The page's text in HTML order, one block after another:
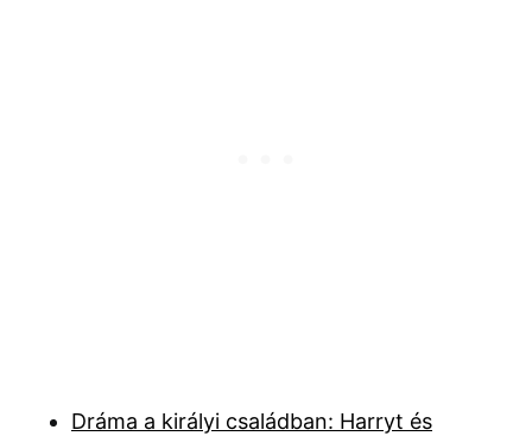
Dráma a királyi családban: Harryt és